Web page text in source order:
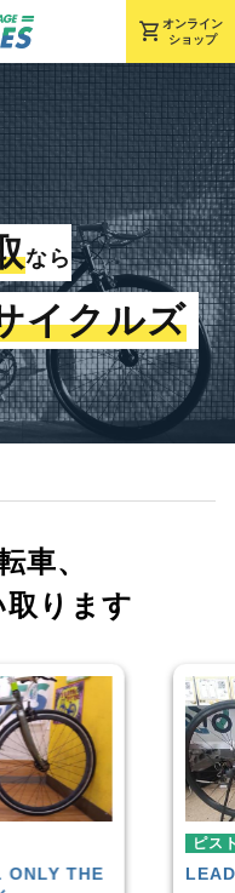
shopping_cart オンライン
ショップ
なら
イクルズ
車、
ります
年モデル
ピス
FUJI